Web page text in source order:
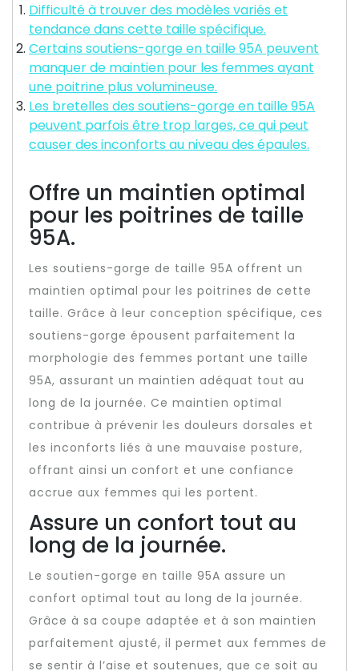
Difficulté à trouver des modèles variés et
tendance dans cette taille spécifique.
Certains soutiens-gorge en taille 95A peuvent
manquer de maintien pour les femmes ayant
une poitrine plus volumineuse.
Les bretelles des soutiens-gorge en taille 95A
peuvent parfois être trop larges, ce qui peut
causer des inconforts au niveau des épaules.
Offre un maintien optimal
pour les poitrines de taille
95A.
Les soutiens-gorge de taille 95A offrent un
maintien optimal pour les poitrines de cette
taille. Grâce à leur conception spécifique, ces
soutiens-gorge épousent parfaitement la
morphologie des femmes portant une taille
95A, assurant un maintien adéquat tout au
long de la journée. Ce maintien optimal
contribue à prévenir les douleurs dorsales et
les inconforts liés à une mauvaise posture,
offrant ainsi un confort et une confiance
accrue aux femmes qui les portent.
Assure un confort tout au
long de la journée.
Le soutien-gorge en taille 95A assure un
confort optimal tout au long de la journée.
Grâce à sa coupe adaptée et à son maintien
parfaitement ajusté, il permet aux femmes de
se sentir à l’aise et soutenues, que ce soit au